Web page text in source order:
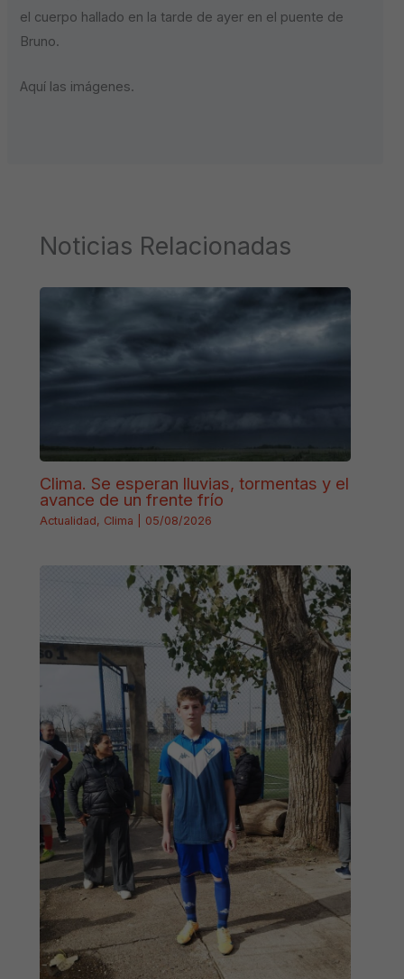
el cuerpo hallado en la tarde de ayer en el puente de
Bruno.
Aquí las imágenes.
Noticias Relacionadas
Clima. Se esperan lluvias, tormentas y el
avance de un frente frío
Actualidad, Clima 05/08/2026